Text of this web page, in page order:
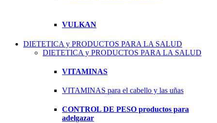
VULKAN
DIETETICA y PRODUCTOS PARA LA SALUD
DIETETICA y PRODUCTOS PARA LA SALUD
VITAMINAS
VITAMINAS para el cabello y las uñas
CONTROL DE PESO productos para
adelgazar